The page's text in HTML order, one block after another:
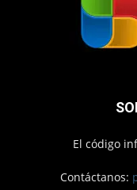
El código
Contáctanos: